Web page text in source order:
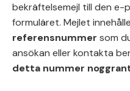
bekräftelsemejl till den e-
formuläret. Mejlet
referensnummer som
ansökan eller kontakta
detta nummer